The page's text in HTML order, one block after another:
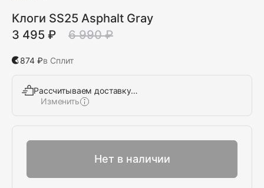
Клоги SS25 Asphalt Gray
3 495 ₽
6 990 ₽
874 ₽в Сплит
Рассчитываем доставку…
Изменить
Нет в наличии